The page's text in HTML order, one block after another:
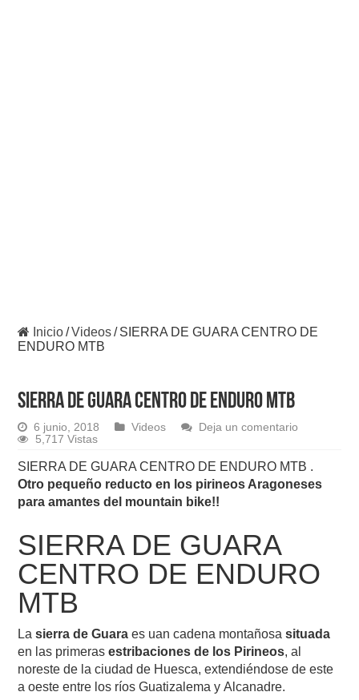
Inicio/Videos/ SIERRA DE GUARA CENTRO DE
ENDURO MTB
SIERRA DE GUARA CENTRO DE ENDURO MTB
6 junio, 2018 Videos
Deja un comentario
5,717 Vistas
SIERRA DE GUARA CENTRO DE ENDURO MTB .
Otro pequeño reducto en los pirineos Aragoneses
para amantes del mountain bike!!
SIERRA DE GUARA
CENTRO DE ENDURO
MTB
Lasierra de Guara es uan cadena montañosasituada
en las primerasestribaciones de los Pirineos, al
noreste de la ciudad de Huesca, extendiéndose de este
a oeste entre los ríos Guatizalema y Alcanadre.